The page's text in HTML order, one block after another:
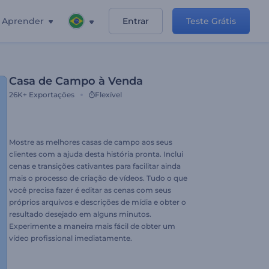
Aprender Entrar Teste Grátis
Casa de Campo à Venda
26K+ Exportações Flexível
Mostre as melhores casas de campo aos seus
clientes com a ajuda desta história pronta. Inclui
cenas e transições cativantes para facilitar ainda
mais o processo de criação de vídeos. Tudo o que
você precisa fazer é editar as cenas com seus
próprios arquivos e descrições de mídia e obter o
resultado desejado em alguns minutos.
Experimente a maneira mais fácil de obter um
vídeo profissional imediatamente.